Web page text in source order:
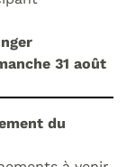
31 août
du